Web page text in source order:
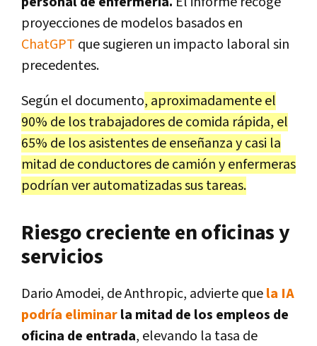
proyecciones de modelos basados en
ChatGPT que sugieren un impacto laboral sin
precedentes.
Según el documento, aproximadamente el
90% de los trabajadores de comida rápida, el
65% de los asistentes de enseñanza y casi la
mitad de conductores de camión y enfermeras
podrían ver automatizadas sus tareas.
Riesgo creciente en oficinas y
servicios
Dario Amodei, de Anthropic, advierte quela IA
podría eliminarla mitad de los empleos de
oficina de entrada, elevando la tasa de